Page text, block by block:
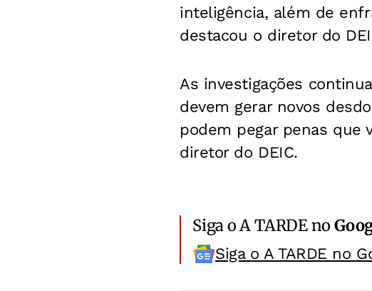
inteligência, além de
destacou o diretor do
As investigações
devem gerar novos
podem pegar penas que
diretor do DEIC.
Siga o A TARDE no
Siga o A TARDE no